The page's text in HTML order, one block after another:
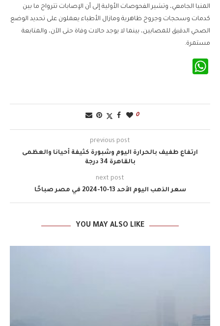
المنيا الجامعي، وتشير الفحوصات الأولية إلى أن الإصابات تترواح ما بين
كدمات وسحجات وجروح ظاهرية ومازال الأطباء يعملون على تحديد الوضع
الصحي الدقيق للمصابين، بينما لا يوجد حالات وفاة حتى الآن، والمتابعة
مستمرة.
0
previous post
ارتفاع طفيف بالحرارة اليوم وشبورة كثيفة أحيانا والعظمى
بالقاهرة 34 درجة
next post
سعر الذهب اليوم الأحد 13-10-2024 في مصر صباحًا
YOU MAY ALSO LIKE